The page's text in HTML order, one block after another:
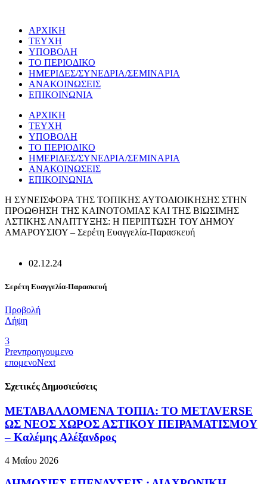
περιεχόμενο
ΑΡΧΙΚΗ
ΤΕΥΧΗ
ΥΠΟΒΟΛΗ
ΤΟ ΠΕΡΙΟΔΙΚΟ
ΗΜΕΡΙΔΕΣ/ΣΥΝΕΔΡΙΑ/ΣΕΜΙΝΑΡΙΑ
ΑΝΑΚΟΙΝΩΣΕΙΣ
ΕΠΙΚΟΙΝΩΝΙΑ
ΑΡΧΙΚΗ
ΤΕΥΧΗ
ΥΠΟΒΟΛΗ
ΤΟ ΠΕΡΙΟΔΙΚΟ
ΗΜΕΡΙΔΕΣ/ΣΥΝΕΔΡΙΑ/ΣΕΜΙΝΑΡΙΑ
ΑΝΑΚΟΙΝΩΣΕΙΣ
ΕΠΙΚΟΙΝΩΝΙΑ
Η ΣΥΝΕΙΣΦΟΡΑ ΤΗΣ ΤΟΠΙΚΗΣ ΑΥΤΟΔΙΟΙΚΗΣΗΣ ΣΤΗΝ
ΠΡΟΩΘΗΣΗ ΤΗΣ ΚΑΙΝΟΤΟΜΙΑΣ ΚΑΙ ΤΗΣ ΒΙΩΣΙΜΗΣ
ΑΣΤΙΚΗΣ ΑΝΑΠΤΥΞΗΣ: Η ΠΕΡΙΠΤΩΣΗ ΤΟΥ ΔΗΜΟΥ
ΑΜΑΡΟΥΣΙΟΥ – Σερέτη Ευαγγελία-Παρασκευή
02.12.24
Σερέτη Ευαγγελία-Παρασκευή
Προβολή
Λήψη
3
Prevπροηγουμενο
επομενοNext
Σχετικές Δημοσιεύσεις
ΜΕΤΑΒΑΛΛΟΜΕΝΑ ΤΟΠΙΑ: ΤΟ METAVERSE
ΩΣ ΝΕΟΣ ΧΩΡΟΣ ΑΣΤΙΚΟΥ ΠΕΙΡΑΜΑΤΙΣΜΟΥ
– Καλέμης Αλέξανδρος
4 Μαΐου 2026